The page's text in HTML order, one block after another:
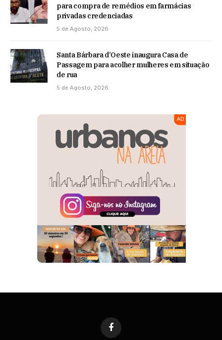
para compra de remédios em farmácias
privadas credenciadas
5 de Agosto, 2026
Santa Bárbara d’Oeste inaugura Casa de
Passagem para acolher mulheres em situação
de rua
5 de Agosto, 2026
Facebook